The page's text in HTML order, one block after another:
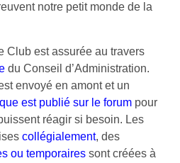
notre petit monde de la
Club est assurée au travers
du Conseil d’Administration.
envoyé en amont et un
est publié sur le forum pour
réagir si besoin. Les
collégialement, des
ou temporaires sont créées à